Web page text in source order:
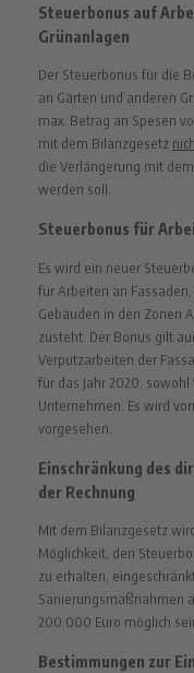
Steuerbonus auf
Grünanlagen
Der Steuerbonus für die
an Gärten und anderen
max. Betrag an Spesen
mit dem Bilanzgesetz
die Verlängerung mit
werden soll.
Steuerbonus für
Es wird ein neuer
für Arbeiten an
Gebäuden in den Zonen
zusteht. Der Bonus gilt
Verputzarbeiten der
für das Jahr 2020,
Unternehmen. Es wird
vorgesehen.
Einschränkung des
der Rechnung
Mit dem Bilanzgesetz
Möglichkeit, den
zu erhalten,
Sanierungsmaßnahmen
200.000 Euro möglich
Bestimmungen zur